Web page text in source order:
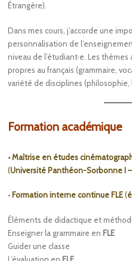
Étrangère).
Dans mes cours, j’accorde une
personnalisation de
niveau de l’étudiant·e. Les
propres au français (grammaire,
variété de disciplines
Formation académique
•Maîtrise en études
(Université Panthéon-Sorbonne I
• Formation interne continue FLE(
Éléments de didactique et
Enseigner la grammaire en FLE
Guider une classe